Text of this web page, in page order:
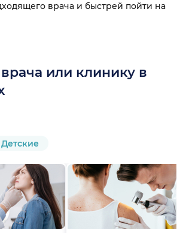
врача и быстрей пойти на
или клинику в
Детские